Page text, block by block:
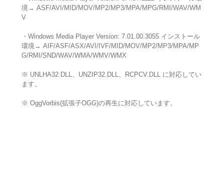
境→ ASF/AVI/MID/MOV/MP2/MP3/MPA/MPG/RMI/WAV/WM
V
・Windows Media Player Version: 7.01.00.3055 インストール
環境→ AIF/ASF/ASX/AVI/IVF/MID/MOV/MP2/MP3/MPA/MP
G/RMI/SND/WAV/WMA/WMV/WMX
※ UNLHA32.DLL、UNZIP32.DLL、RCPCV.DLL に対応してい
ます。
※ OggVorbis(拡張子OGG)の再生に対応しています。